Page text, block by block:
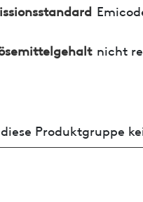
nicht
Produktgruppe